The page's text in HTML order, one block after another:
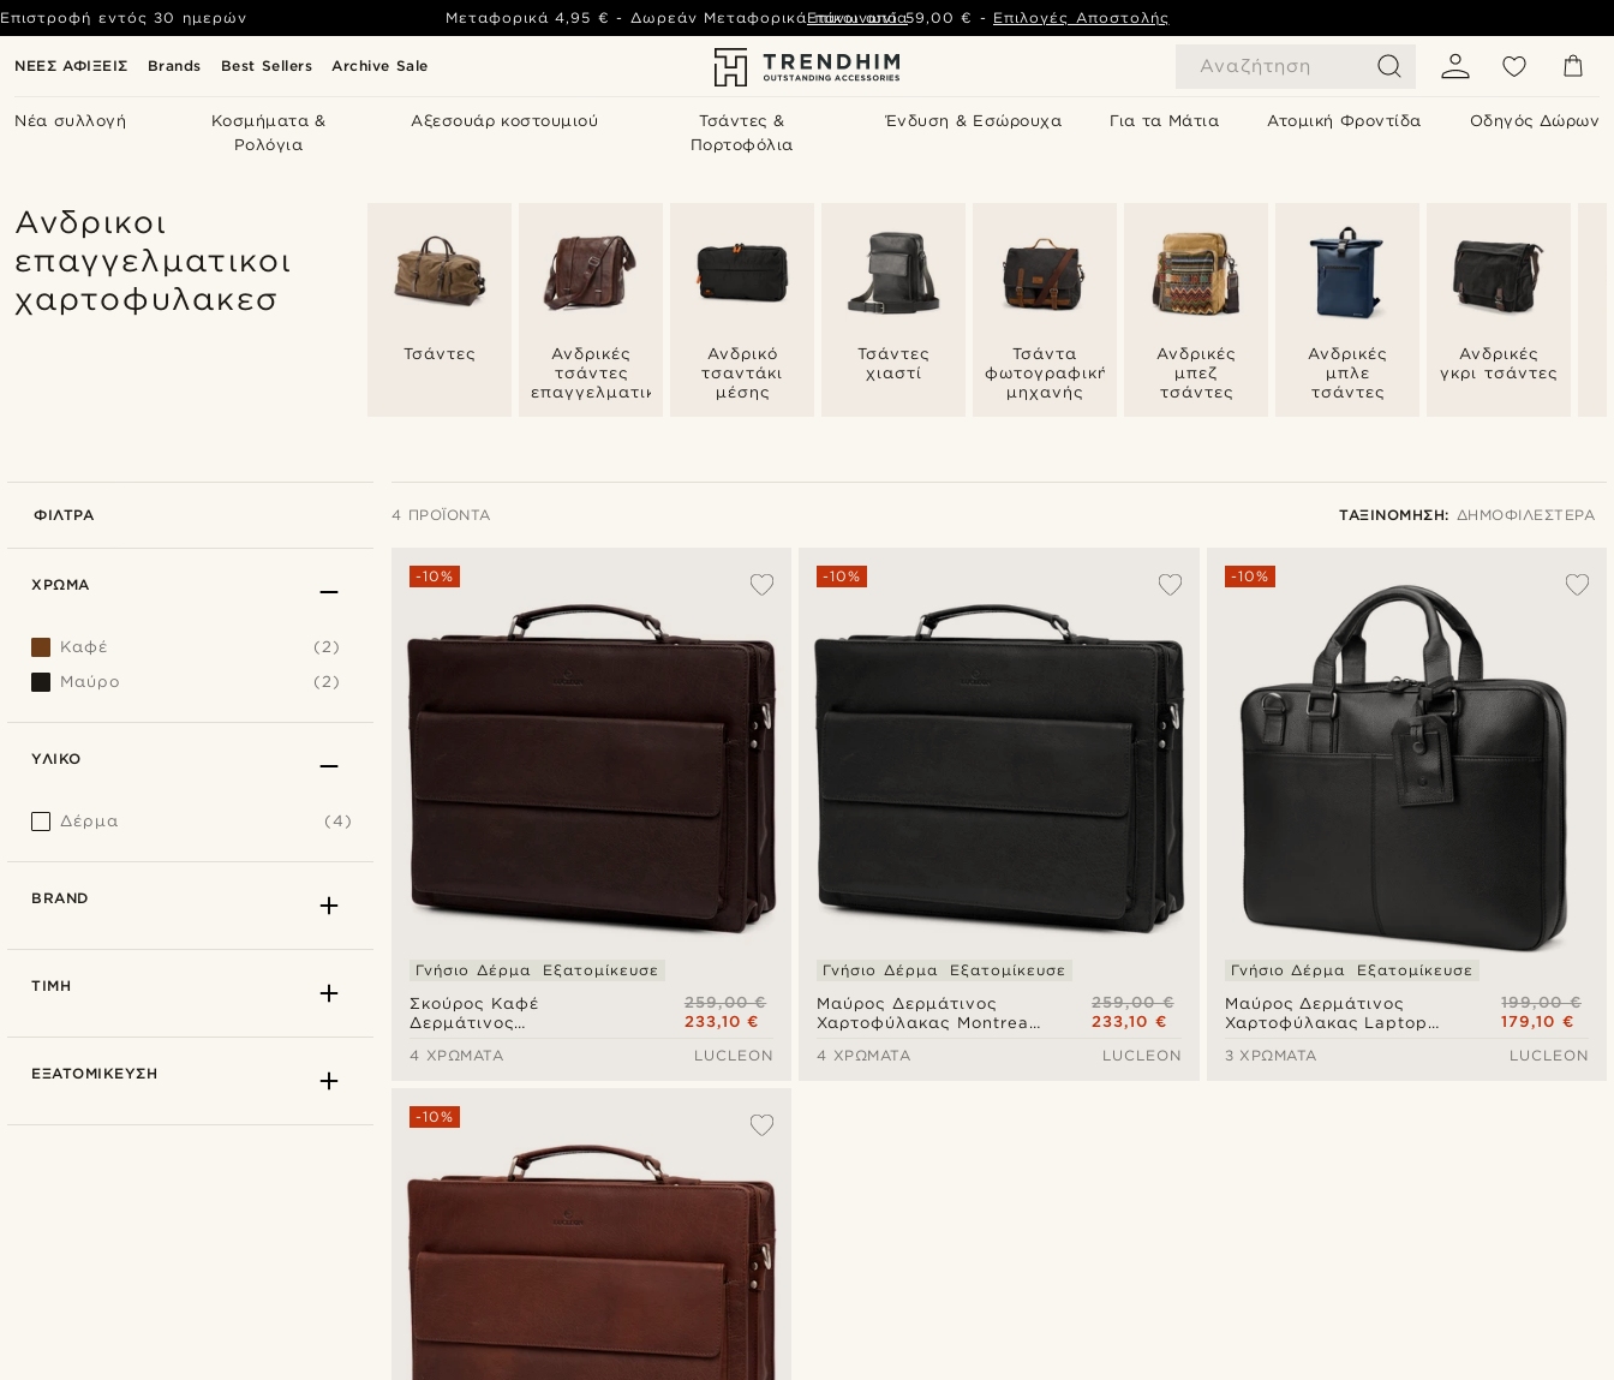
ΝΕΕΣ ΑΦΙΞΕΙΣ Brands Best Sellers Archive Sale Αναζήτηση
Νέα συλλογή
Κοσμήματα &
Ρολόγια
Αξεσουάρ κοστουμιού
Τσάντες &
Πορτοφόλια
Ένδυση & Εσώρουχα Για τα Μάτια Ατομική Φροντίδα Οδηγός Δώρων
Επιστροφή εντός 30 ημερών Μεταφορικά 4,95 € - Δωρεάν Μεταφορικά πάνω από59,00 € - Επιλογές Αποστολής
Επικοινωνία
Ανδρικοι
επαγγελματικοι
χαρτοφυλακεσ
Τσάντες
Ανδρικές
τσάντες
επαγγελματικές
Ανδρικό
τσαντάκι
μέσης
Τσάντες
χιαστί
Τσάντα
φωτογραφικής
μηχανής
Ανδρικές
μπεζ
τσάντες
Ανδρικές
μπλε
τσάντες
Ανδρικές
γκρι τσάντες
ΦΊΛΤΡΑ 4 ΠΡΟΪΌΝΤΑ ΤΑΞΙΝΌΜΗΣΗ: ΔΗΜΟΦΙΛΈΣΤΕΡΑ
Πιο καινούρια
Φθηνότερα
Ακριβότερα
Σκούρος Καφέ
Δερμάτινος
Compact
-10%
Γνήσιο Δέρμα
Εξατομίκευσε
259,00 €
233,10 €
4 ΧΡΏΜΑΤΑ
LUCLEON
Μαύρος Δερμάτινος
Χαρτοφύλακας Montreal
-10%
Γνήσιο Δέρμα
Εξατομίκευσε
259,00 €
233,10 €
4 ΧΡΏΜΑΤΑ
LUCLEON
Μαύρος Δερμάτινος
Χαρτοφύλακας Laptop
-10%
Γνήσιο Δέρμα
Εξατομίκευσε
199,00 €
179,10 €
3 ΧΡΏΜΑΤΑ
LUCLEON
-10%
ΧΡΏΜΑ
Καφέ
(2)
Μαύρο
(2)
ΥΛΙΚΌ
Δέρμα (4)
BRAND
ΤΙΜΉ
ΕΞΑΤΟΜΊΚΕΥΣΗ